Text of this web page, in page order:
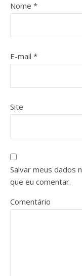
Nome *
E-mail *
Site
Salvar meus dados
que eu comentar.
Comentário